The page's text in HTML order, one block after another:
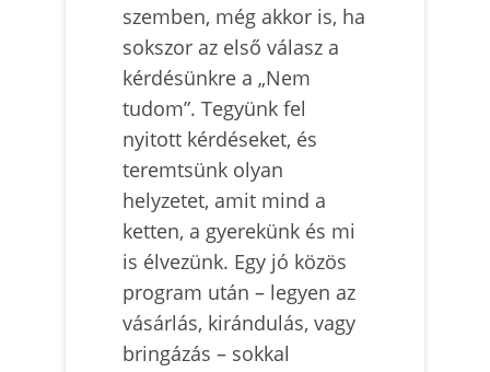
szemben, még akkor is, ha
sokszor az első válasz a
kérdésünkre a „Nem
tudom”. Tegyünk fel
nyitott kérdéseket, és
teremtsünk olyan
helyzetet, amit mind a
ketten, a gyerekünk és mi
is élvezünk. Egy jó közös
program után – legyen az
vásárlás, kirándulás, vagy
bringázás – sokkal